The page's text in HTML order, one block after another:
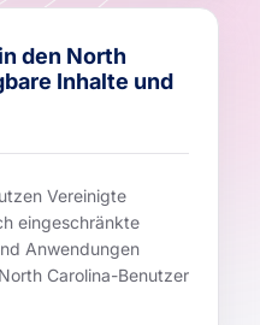
den North
Inhalte und
Vereinigte
eingeschränkte
Anwendungen
Carolina-Benutzer